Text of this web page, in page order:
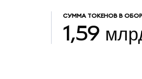
СУММА ТОКЕНОВ В
1,59